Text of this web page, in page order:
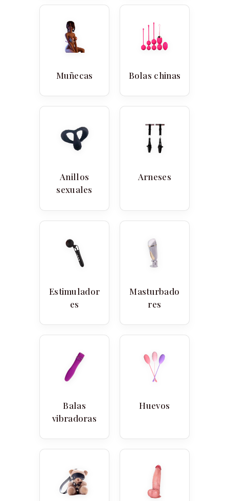
Muñecas Bolas chinas
Anillos
sexuales
Arneses
Estimulador
es
Masturbado
res
Balas
vibradoras
Huevos